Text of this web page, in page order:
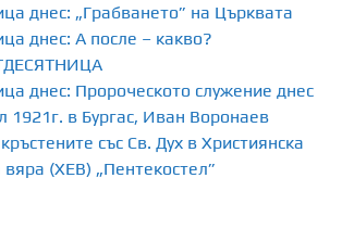
днес: „Грабването” на Църквата
днес: А после – какво?
днес: Пророческото служение днес
1921г. в Бургас, Иван Воронаев
със Св. Дух в Християнска
вяра (ХЕВ) „Пентекостел”